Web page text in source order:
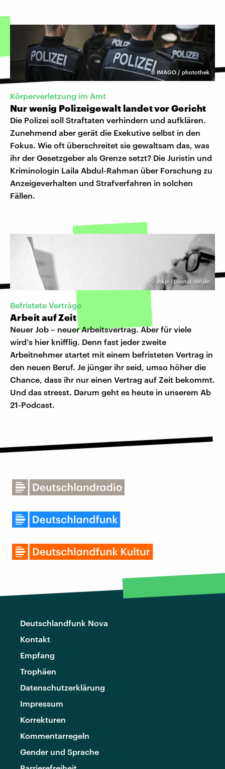
© IMAGO / photothek
Körperverletzung im Amt
Nur wenig Polizeigewalt landet vor Gericht
Die Polizei soll Straftaten verhindern und aufklären.
Zunehmend aber gerät die Exekutive selbst in den
Fokus. Wie oft überschreitet sie gewaltsam das, was
ihr der Gesetzgeber als Grenze setzt? Die Juristin und
Kriminologin Laila Abdul-Rahman über Forschung zu
Anzeigeverhalten und Strafverfahren in solchen
Fällen.
© inkje | photocase.de
Befristete Verträge
Arbeit auf Zeit
Neuer Job – neuer Arbeitsvertrag. Aber für viele
wird’s hier knifflig. Denn fast jeder zweite
Arbeitnehmer startet mit einem befristeten Vertrag in
den neuen Beruf. Je jünger ihr seid, umso höher die
Chance, dass ihr nur einen Vertrag auf Zeit bekommt.
Und das stresst. Darum geht es heute in unserem Ab
21-Podcast.
Deutschlandfunk Nova
Kontakt
Empfang
Trophäen
Datenschutzerklärung
Impressum
Korrekturen
Kommentarregeln
Gender und Sprache